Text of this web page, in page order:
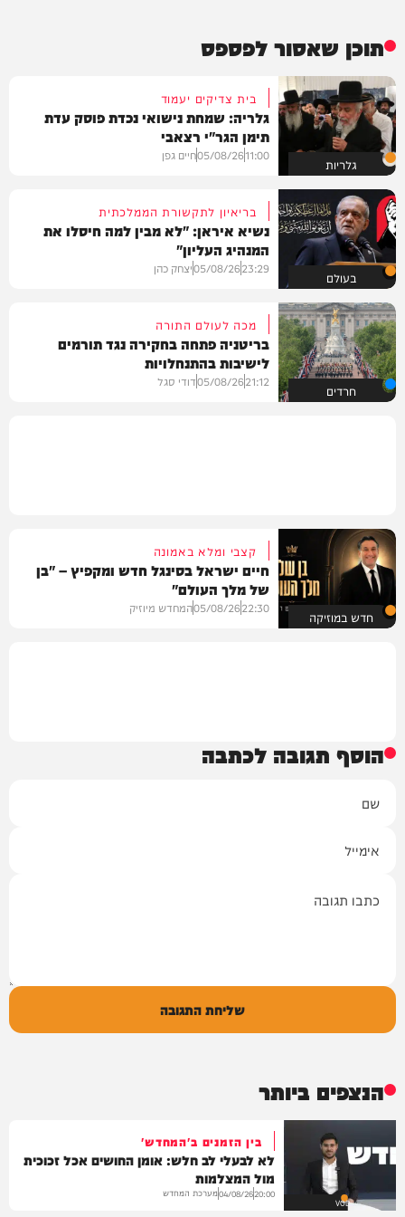
תוכן שאסור לפספס
גלריות
בית צדיקים יעמוד
גלריה: שמחת נישואי נכדת פוסק עדת
תימן הגר"י רצאבי
11:00
05/08/26חיים גפן
בעולם
בריאיון לתקשורת הממלכתית
נשיא איראן: "לא מבין למה חיסלו את
המנהיג העליון"
23:29
05/08/26יצחק כהן
חרדים
מכה לעולם התורה
בריטניה פתחה בחקירה נגד תורמים
לישיבות בהתנחלויות
21:12
05/08/26דודי סגל
חדש במוזיקה
קצבי ומלא באמונה
חיים ישראל בסינגל חדש ומקפיץ – "בן
של מלך העולם"
22:30
05/08/26המחדש מיוזיק
הוסף תגובה לכתבה
שליחת התגובה
הנצפים ביותר
VOD
בין הזמנים ב'המחדש'
לא לבעלי לב חלש: אומן החושים אכל זכוכית
מול המצלמות
20:00
04/08/26מערכת המחדש